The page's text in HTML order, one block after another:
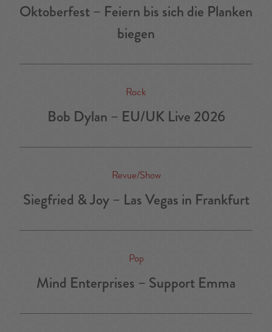
Oktoberfest – Feiern bis sich die Planken
biegen
Rock
Bob Dylan – EU/UK Live 2026
Revue/Show
Siegfried & Joy – Las Vegas in Frankfurt
Pop
Mind Enterprises – Support Emma